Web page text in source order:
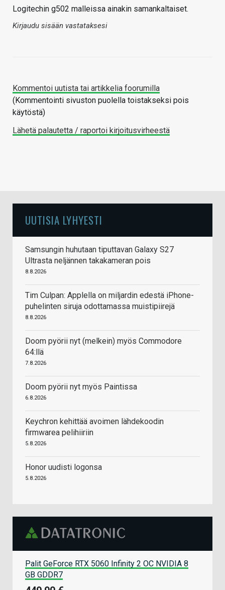
Logitechin g502 malleissa ainakin samankaltaiset.
Kirjaudu sisään vastataksesi
Kommentoi uutista tai artikkelia foorumilla
(Kommentointi sivuston puolella toistakseksi pois
käytöstä)
Lähetä palautetta / raportoi kirjoitusvirheestä
UUTISIA LYHYESTI
Samsungin huhutaan tiputtavan Galaxy S27
Ultrasta neljännen takakameran pois
8.8.2026
Tim Culpan: Applella on miljardin edestä iPhone-
puhelinten siruja odottamassa muistipiirejä
8.8.2026
Doom pyörii nyt (melkein) myös Commodore
64:llä
7.8.2026
Doom pyörii nyt myös Paintissa
6.8.2026
Keychron kehittää avoimen lähdekoodin
firmwarea pelihiiriin
5.8.2026
Honor uudisti logonsa
5.8.2026
Palit GeForce RTX 5060 Infinity 2 OC NVIDIA 8
GB GDDR7